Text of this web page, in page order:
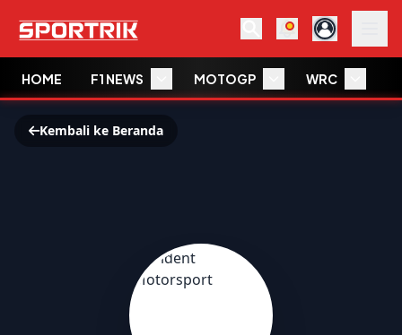
HOME F1 NEWS MOTOGP WRC
Kembali ke Beranda